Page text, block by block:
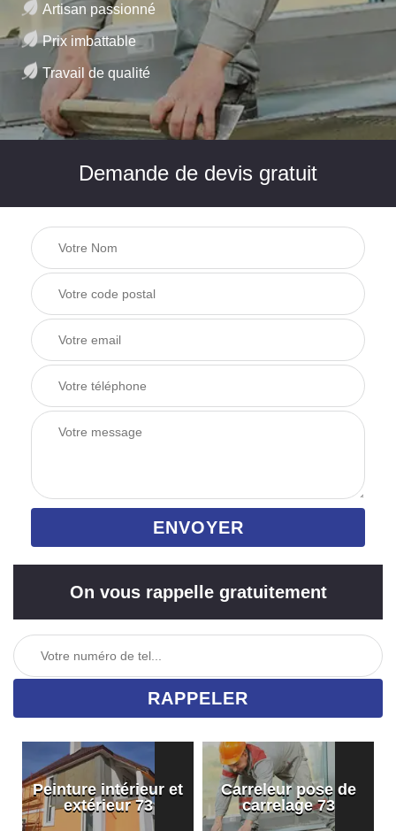
Artisan passionné
Prix imbattable
Travail de qualité
Demande de devis gratuit
On vous rappelle gratuitement
Peinture intérieur et
extérieur 73
Carreleur pose de
carrelage 73